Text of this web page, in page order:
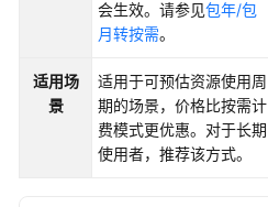
迁
移
会生效。请参见包年/包
月转按需。
适用场
景
适用于可预估资源使用周
期的场景，价格比按需计
费模式更优惠。对于长期
使用者，推荐该方式。